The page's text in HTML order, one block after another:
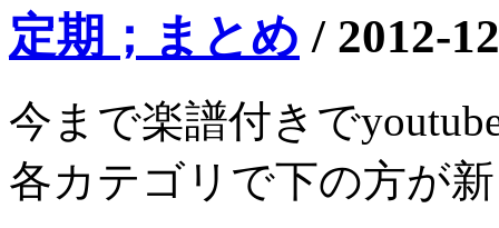
定期；まとめ / 2012-
今まで楽譜付きで
各カテゴリで下の方が